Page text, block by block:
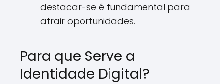
destacar-se é fundamental para
atrair oportunidades.
Para que Serve a
Identidade Digital?